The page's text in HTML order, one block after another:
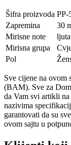
Šifra proizvoda PP-
Zapremina
30
Mirisne note
Mirisna grupa
Pol
Sve cijene na ovom
(BAM). Sve za
da Vam svi artikli
nazivima
garantovati da su
ovom sajtu u